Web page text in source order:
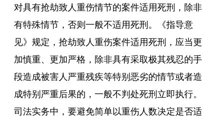
对具有抢劫致人重伤情节的案件适用死刑，除非
有特殊情节，否则一般不适用死刑。《指导意
见》规定，抢劫致人重伤案件适用死刑，应当更
加慎重、更加严格，除非具有采取极其残忍的手
段造成被害人严重残疾等特别恶劣的情节或者造
成特别严重后果的，一般不判处死刑立即执行。
司法实务中，要避免简单以重伤人数决定是否适